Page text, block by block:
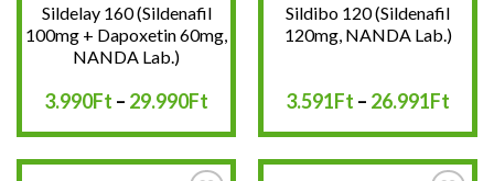
Sildelay 160 (Sildenafil
100mg + Dapoxetin 60mg,
NANDA Lab.)
3.990Ft – 29.990Ft Ártartomány:
-
29.990Ft
Sildibo 120 (Sildenafil
120mg, NANDA Lab.)
3.591Ft – 26.991Ft
-